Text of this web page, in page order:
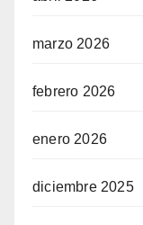
marzo 2026
febrero 2026
enero 2026
diciembre 2025